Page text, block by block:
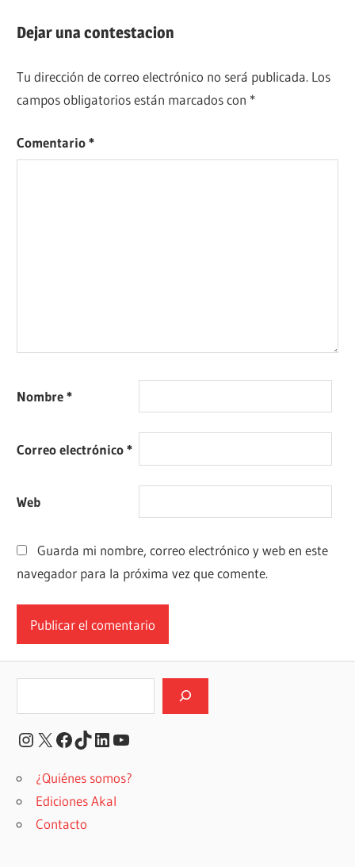
entradas
Dejar una contestacion
Tu dirección de correo electrónico no será publicada. Los
campos obligatorios están marcados con *
Comentario*
Nombre*
Correo electrónico*
Web
Guarda mi nombre, correo electrónico y web en este
navegador para la próxima vez que comente.
Instagram
X Facebook
TikTok
LinkedIn
YouTube
¿Quiénes somos?
Ediciones Akal
Contacto